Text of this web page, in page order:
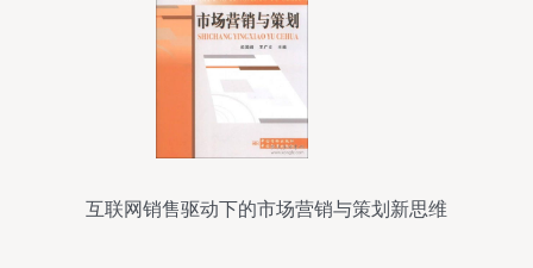
互联网销售驱动下的市场营销与策划新思维